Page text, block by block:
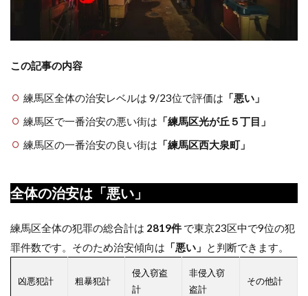
この記事の内容
練馬区全体の治安レベルは 9/23位で評価は 「悪い」
練馬区で一番治安の悪い街は 「練馬区光が丘５丁目」
練馬区の一番治安の良い街は 「練馬区西大泉町」
全体の治安は 「悪い」
練馬区全体の犯罪の総合計は 2819件で東京23区中で9位の犯
罪件数です。そのため治安傾向は 「悪い」 と判断できます。
凶悪犯計 粗暴犯計
侵入窃盗
計
非侵入窃
盗計
その他計